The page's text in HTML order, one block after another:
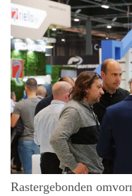
Rastergebonden